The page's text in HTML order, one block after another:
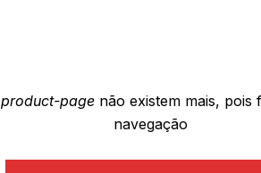
product-page não existem mais,
navegação